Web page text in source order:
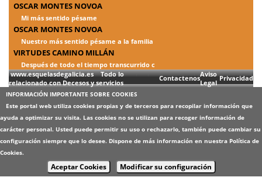
OSCAR MONTES NOVOA
Mi más sentido pésame
OSCAR MONTES NOVOA
Nuestro más sentido pésame a la familia
VIRTUDES CAMINO MILLÁN
Después de todo el tiempo transcurrido c
www.esquelasdegalicia.es Todo lo
relacionado con Decesos y servicios
ContactenosAviso
Legal
Privacidad
INFORMACIÓN IMPORTANTE SOBRE COOKIES
Este portal web utiliza cookies propias y de terceros para recopilar información que
ayuda a optimizar su visita. Las cookies no se utilizan para recoger información de
carácter personal. Usted puede permitir su uso o rechazarlo, también puede cambiar su
configuración siempre que lo desee. Dispone de más información en nuestra Política de
Cookies.